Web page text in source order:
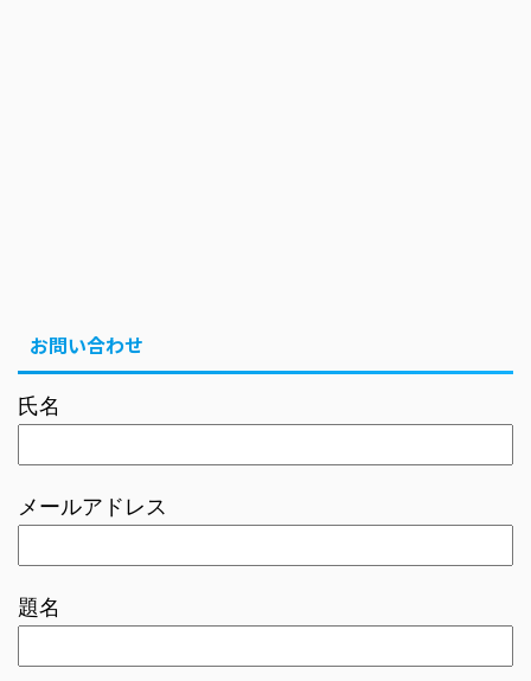
お問い合わせ
氏名
メールアドレス
題名